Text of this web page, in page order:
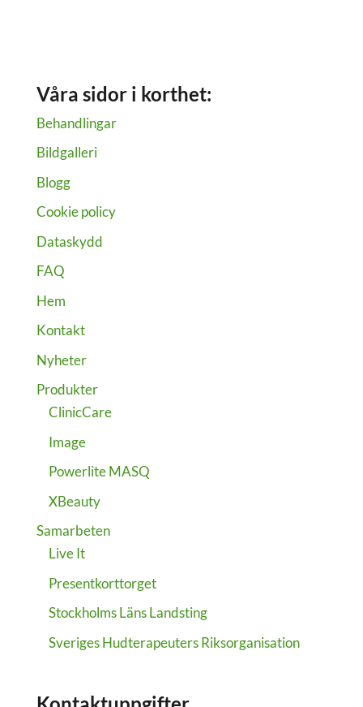
behövs?
Våra sidor i korthet:
Behandlingar
Bildgalleri
Blogg
Cookie policy
Dataskydd
FAQ
Hem
Kontakt
Nyheter
Produkter
ClinicCare
Image
Powerlite MASQ
XBeauty
Samarbeten
Live It
Presentkorttorget
Stockholms Läns Landsting
Sveriges Hudterapeuters Riksorganisation